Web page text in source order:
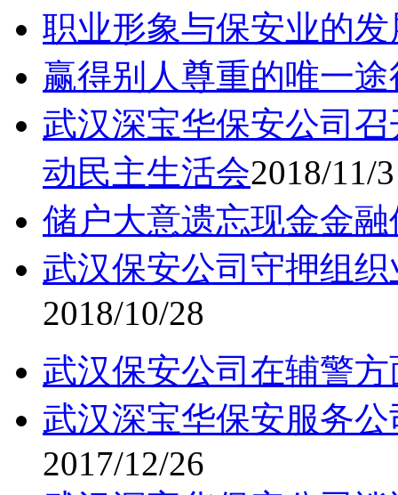
职业形象与保安业的发
赢得别人尊重的唯一
武汉深宝华保安公司
动民主生活会2018/11/3
储户大意遗忘现金金
武汉保安公司守押组
2018/10/28
武汉保安公司在辅警
武汉深宝华保安服务
2017/12/26